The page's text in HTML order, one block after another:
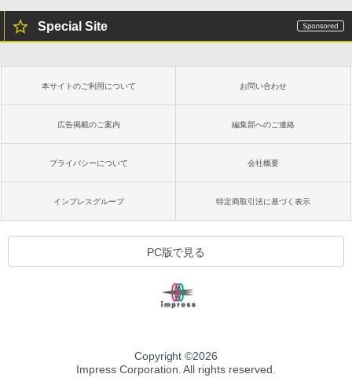
Special Site
本サイトのご利用について お問い合わせ
広告掲載のご案内 編集部へのご連絡
プライバシーについて 会社概要
インプレスグループ 特定商取引法に基づく表示
PC版で見る
Copyright ©2026
Impress Corporation. All rights reserved.